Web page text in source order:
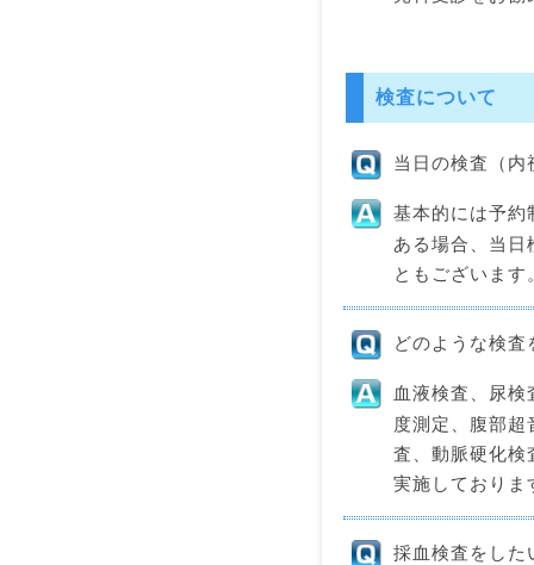
検査について
当日の検査（内
基本的には予約
ある場合、当日
ともございま
どのような検
血液検査、尿
度測定、腹部
査、動脈硬化
実施しておりま
採血検査をした